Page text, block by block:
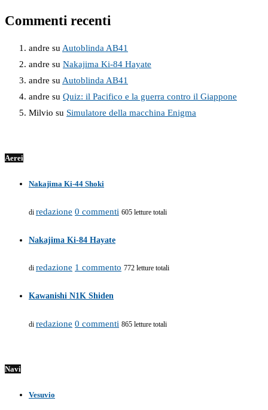
Commenti recenti
andre su Autoblinda AB41
andre su Nakajima Ki-84 Hayate
andre su Autoblinda AB41
andre su Quiz: il Pacifico e la guerra contro il Giappone
Milvio su Simulatore della macchina Enigma
Aerei
Nakajima Ki-44 Shoki
di redazione 0 commenti 605 letture totali
Nakajima Ki-84 Hayate
di redazione 1 commento 772 letture totali
Kawanishi N1K Shiden
di redazione 0 commenti 865 letture totali
Navi
Vesuvio